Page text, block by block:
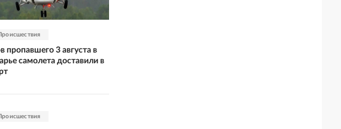
пропавшего 3 августа в
самолета доставили в